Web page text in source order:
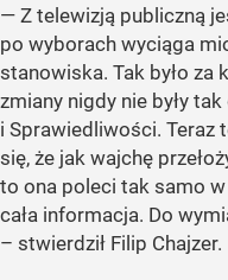
— Z telewizją publiczną
po wyborach wyciąga
stanowiska. Tak było za
zmiany nigdy nie były
i Sprawiedliwości. Teraz
się, że jak wajchę
to ona poleci tak samo
cała informacja. Do
– stwierdził Filip Chajzer.